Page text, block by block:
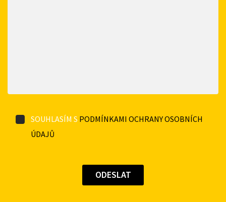
SOUHLASÍM S PODMÍNKAMI OCHRANY OSOBNÍCH
ÚDAJŮ